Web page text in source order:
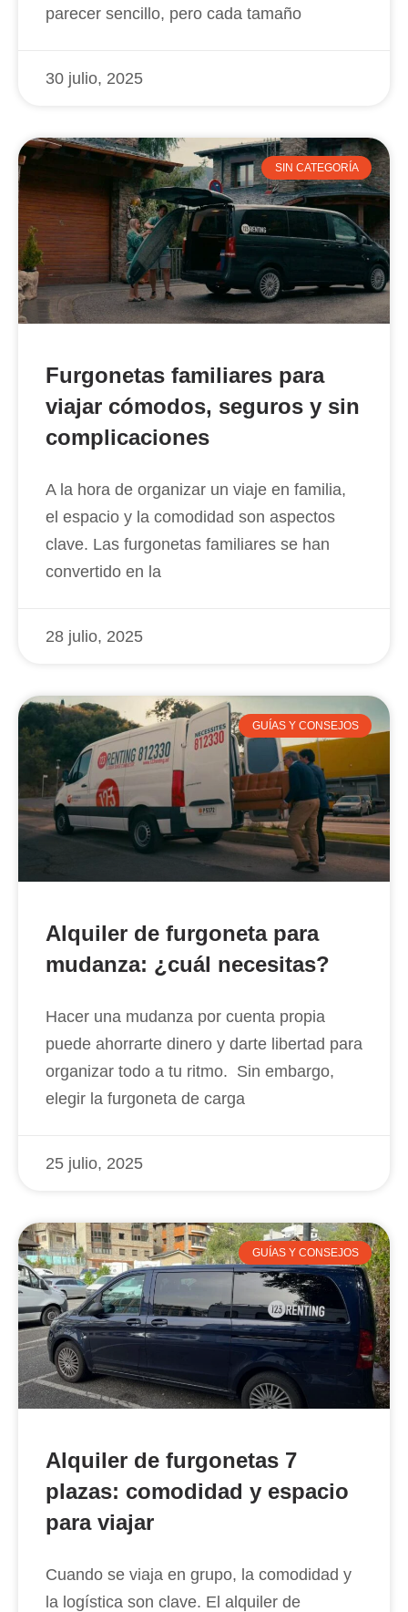
parecer sencillo, pero cada tamaño
30 julio, 2025
SIN CATEGORÍA
Furgonetas familiares para
viajar cómodos, seguros y sin
complicaciones
A la hora de organizar un viaje en familia,
el espacio y la comodidad son aspectos
clave. Las furgonetas familiares se han
convertido en la
28 julio, 2025
GUÍAS Y CONSEJOS
Alquiler de furgoneta para
mudanza: ¿cuál necesitas?
Hacer una mudanza por cuenta propia
puede ahorrarte dinero y darte libertad para
organizar todo a tu ritmo. Sin embargo,
elegir la furgoneta de carga
25 julio, 2025
GUÍAS Y CONSEJOS
Alquiler de furgonetas 7
plazas: comodidad y espacio
para viajar
Cuando se viaja en grupo, la comodidad y
la logística son clave. El alquiler de